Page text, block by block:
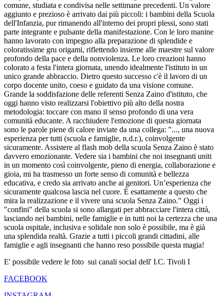
comune, studiata e condivisa nelle settimane precedenti. Un valore
aggiunto e prezioso è arrivato dai più piccoli: i bambini della Scuola
dell'Infanzia, pur rimanendo all'interno dei propri plessi, sono stati
parte integrante e pulsante della manifestazione. Con le loro manine
hanno lavorato con impegno alla preparazione di splendide e
coloratissime gru origami, riflettendo insieme alle maestre sul valore
profondo della pace e della nonviolenza. Le loro creazioni hanno
colorato a festa l'intera giornata, unendo idealmente l'istituto in un
unico grande abbraccio. Dietro questo successo c'è il lavoro di un
corpo docente unito, coeso e guidato da una visione comune.
Grande la soddisfazione delle referenti Senza Zaino d'istituto, che
oggi hanno visto realizzarsi l'obiettivo più alto della nostra
metodologia: toccare con mano il senso profondo di una vera
comunità educante. A racchiudere l'emozione di questa giornata
sono le parole piene di calore inviate da una collega: "..., una nuova
esperienza per tutti (scuola e famiglie, n.d.r.), coinvolgente
sicuramente. Assistere al flash mob della scuola Senza Zaino è stato
davvero emozionante. Vedere sia i bambini che noi insegnanti uniti
in un momento così coinvolgente, pieno di energia, collaborazione e
gioia, mi ha trasmesso un forte senso di comunità e bellezza
educativa, e credo sia arrivato anche ai genitori. Un’esperienza che
sicuramente qualcosa lascia nel cuore. È esattamente a questo che
mira la realizzazione e il vivere una scuola Senza Zaino." Oggi i
"confini" della scuola si sono allargati per abbracciare l'intera città,
lasciando nei bambini, nelle famiglie e in tutti noi la certezza che una
scuola ospitale, inclusiva e solidale non solo è possibile, ma è già
una splendida realtà. Grazie a tutti i piccoli grandi cittadini, alle
famiglie e agli insegnanti che hanno reso possibile questa magia!
E' possibile vedere le foto sui canali social dell' I.C. Tivoli I
FACEBOOK